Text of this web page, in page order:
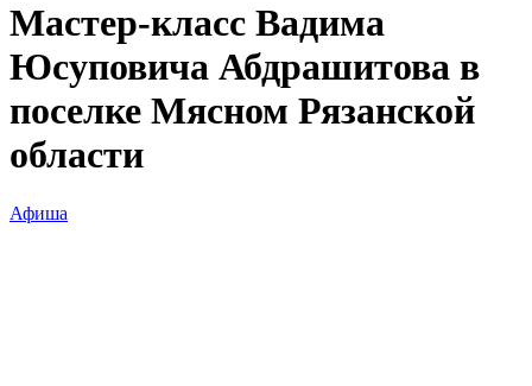
Мастер-класс Вадима
Юсуповича Абдрашитова в
поселке Мясном Рязанской
области
Афиша